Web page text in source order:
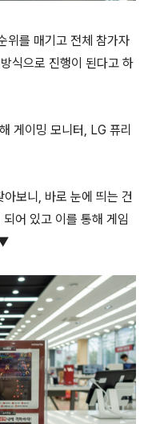
위를 매기고 전체 참가자
식으로 진행이 된다고 하
게이밍 모니터, LG 퓨리
보니, 바로 눈에 띄는 건
어 있고 이를 통해 게임